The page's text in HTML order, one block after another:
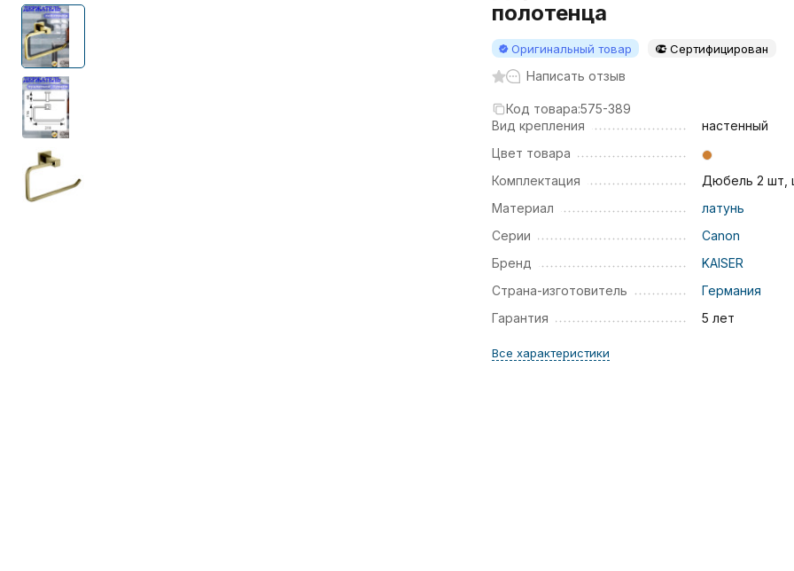
полотенца
Оригинальный товар Сертифицирован
Написать отзыв
Код товара:575-389
Вид крепления
настенный
Цвет товара
Комплектация
Дюбель 2 шт,
Материал
латунь
Серии
Canon
Бренд
KAISER
Страна-изготовитель
Германия
Гарантия
5 лет
Все характеристики